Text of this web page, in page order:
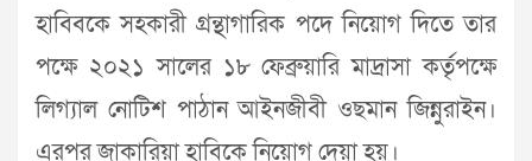
হাবিবকে সহকারী গ্রন্থাগারিক পদে নিয়োগ দিতে তার
পক্ষে ২০২১ সালের ১৮ ফেব্রুয়ারি মাদ্রাসা কর্তৃপক্ষে
লিগ্যাল নোটিশ পাঠান আইনজীবী ওছমান জিন্নুরাইন।
এরপর জাকারিয়া হাবিকে নিয়োগ দেয়া হয়।